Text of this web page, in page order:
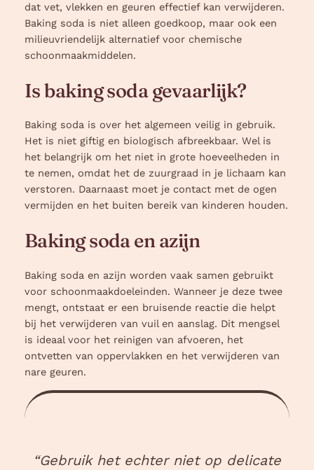
dat vet, vlekken en geuren effectief kan verwijderen.
Baking soda is niet alleen goedkoop, maar ook een
milieuvriendelijk alternatief voor chemische
schoonmaakmiddelen.
Is baking soda gevaarlijk?
Baking soda is over het algemeen veilig in gebruik.
Het is niet giftig en biologisch afbreekbaar. Wel is
het belangrijk om het niet in grote hoeveelheden in
te nemen, omdat het de zuurgraad in je lichaam kan
verstoren. Daarnaast moet je contact met de ogen
vermijden en het buiten bereik van kinderen houden.
Baking soda en azijn
Baking soda en azijn worden vaak samen gebruikt
voor schoonmaakdoeleinden. Wanneer je deze twee
mengt, ontstaat er een bruisende reactie die helpt
bij het verwijderen van vuil en aanslag. Dit mengsel
is ideaal voor het reinigen van afvoeren, het
ontvetten van oppervlakken en het verwijderen van
nare geuren.
“Gebruik het echter niet op delicate